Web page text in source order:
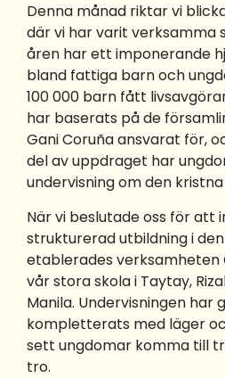
Denna månad riktar vi
där vi har varit verksamma
åren har ett imponerande
bland fattiga barn och
100 000 barn fått
har baserats på de
Gani Coruña ansvarat för,
del av uppdraget har
undervisning om den
När vi beslutade oss för att
strukturerad utbildning i
etablerades verksamheten
vår stora skola i Taytay,
Manila. Undervisningen har
kompletterats med läger
sett ungdomar komma till
tro.